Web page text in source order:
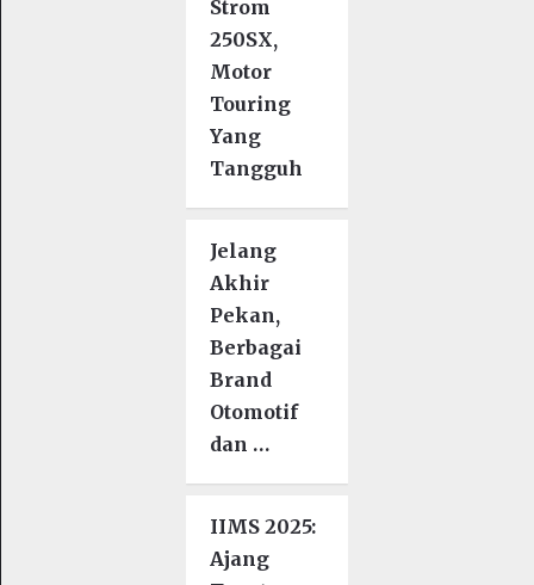
Strom
250SX,
Motor
Touring
Yang
Tangguh
Jelang
Akhir
Pekan,
Berbagai
Brand
Otomotif
dan …
IIMS 2025:
Ajang